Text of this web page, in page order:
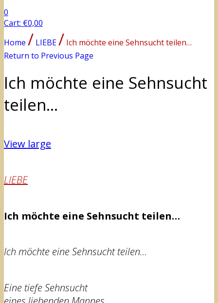
0
Cart: €0,00
Home / LIEBE/ Ich möchte eine Sehnsucht teilen…
Return to Previous Page
Ich möchte eine Sehnsucht
teilen…
View large
LIEBE
Ich möchte eine Sehnsucht teilen…
Ich möchte eine Sehnsucht teilen…
Eine tiefe Sehnsucht